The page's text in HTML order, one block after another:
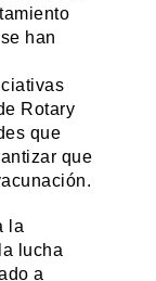
han
Rotary
que
que
la
lucha
a